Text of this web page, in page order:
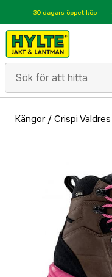
30 dagars öppet köp
Kängor/ Crispi